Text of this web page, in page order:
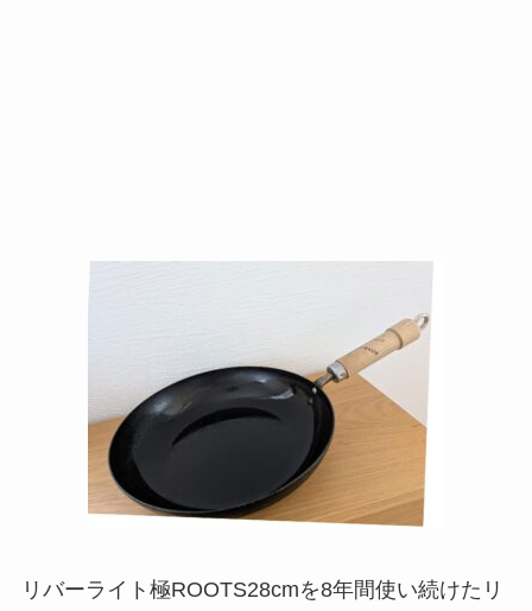
リバーライト極ROOTS28cmを8年間使い続けたリ